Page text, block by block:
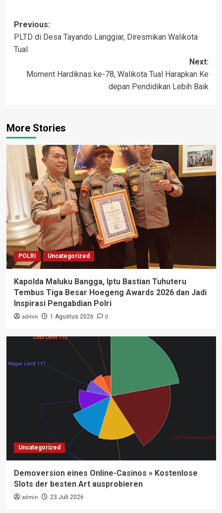
Post
navigation
Previous:
PLTD di Desa Tayando Langgiar, Diresmikan Walikota
Tual
Next:
Moment Hardiknas ke-78, Walikota Tual Harapkan Ke
depan Pendidikan Lebih Baik
More Stories
POLRI Uncategorized
Kapolda Maluku Bangga, Iptu Bastian Tuhuteru
Tembus Tiga Besar Hoegeng Awards 2026 dan Jadi
Inspirasi Pengabdian Polri
admin 1 Agustus 2026 0
Uncategorized
Demoversion eines Online-Casinos » Kostenlose
Slots der besten Art ausprobieren
admin 23 Juli 2026